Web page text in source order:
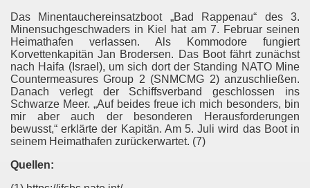
Das Minentauchereinsatzboot „Bad Rappenau“ des 3.
Minensuchgeschwaders in Kiel hat am 7. Februar seinen
Heimathafen verlassen. Als Kommodore fungiert
Korvettenkapitän Jan Brodersen. Das Boot fährt zunächst
nach Haifa (Israel), um sich dort der Standing NATO Mine
Countermeasures Group 2 (SNMCMG 2) anzuschließen.
Danach verlegt der Schiffsverband geschlossen ins
Schwarze Meer. „Auf beides freue ich mich besonders, bin
mir aber auch der besonderen Herausforderungen
bewusst,“ erklärte der Kapitän. Am 5. Juli wird das Boot in
seinem Heimathafen zurückerwartet. (7)
Quellen: